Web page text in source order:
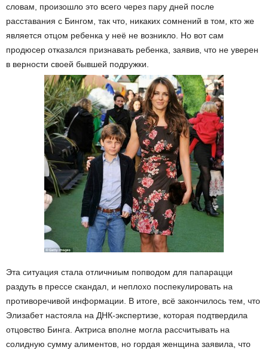
словам, произошло это всего через пару дней после
расставания с Бингом, так что, никаких сомнений в том, кто же
является отцом ребенка у неё не возникло. Но вот сам
продюсер отказался признавать ребенка, заявив, что не уверен
в верности своей бывшей подружки.
Эта ситуация стала отличниым попводом для папарацци
раздуть в прессе скандал, и неплохо поспекулировать на
противоречивой информации. В итоге, всё закончилось тем, что
Элизабет настояла на ДНК-экспертизе, которая подтвердила
отцовство Бинга. Актриса вполне могла рассчитывать на
солидную сумму алиментов, но гордая женщина заявила, что